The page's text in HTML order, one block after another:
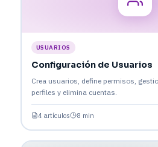
USUARIOS
Configuración de Usuarios
Crea usuarios, define permisos,
perfiles y elimina cuentas.
4 artículos 8 min